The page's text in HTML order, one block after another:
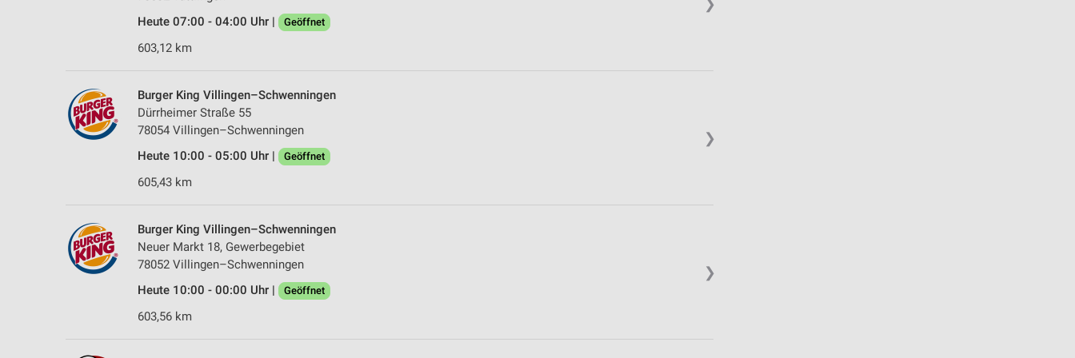
❯
Heute 07:00 - 04:00 Uhr |
Geöffnet
603,12 km
❯
Burger King Villingen–Schwenningen
Dürrheimer Straße 55
78054 Villingen–Schwenningen
Heute 10:00 - 05:00 Uhr |
Geöffnet
605,43 km
❯
Burger King Villingen–Schwenningen
Neuer Markt 18, Gewerbegebiet
78052 Villingen–Schwenningen
Heute 10:00 - 00:00 Uhr |
Geöffnet
603,56 km